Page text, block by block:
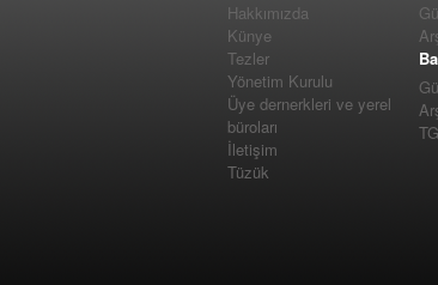
Hakkımızda
Künye
Tezler
Yönetim Kurulu
Üye dernerkleri ve yerel
büroları
İletişim
Tüzük